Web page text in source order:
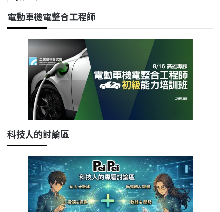
電動車機電整合工程師
科技人的討論區